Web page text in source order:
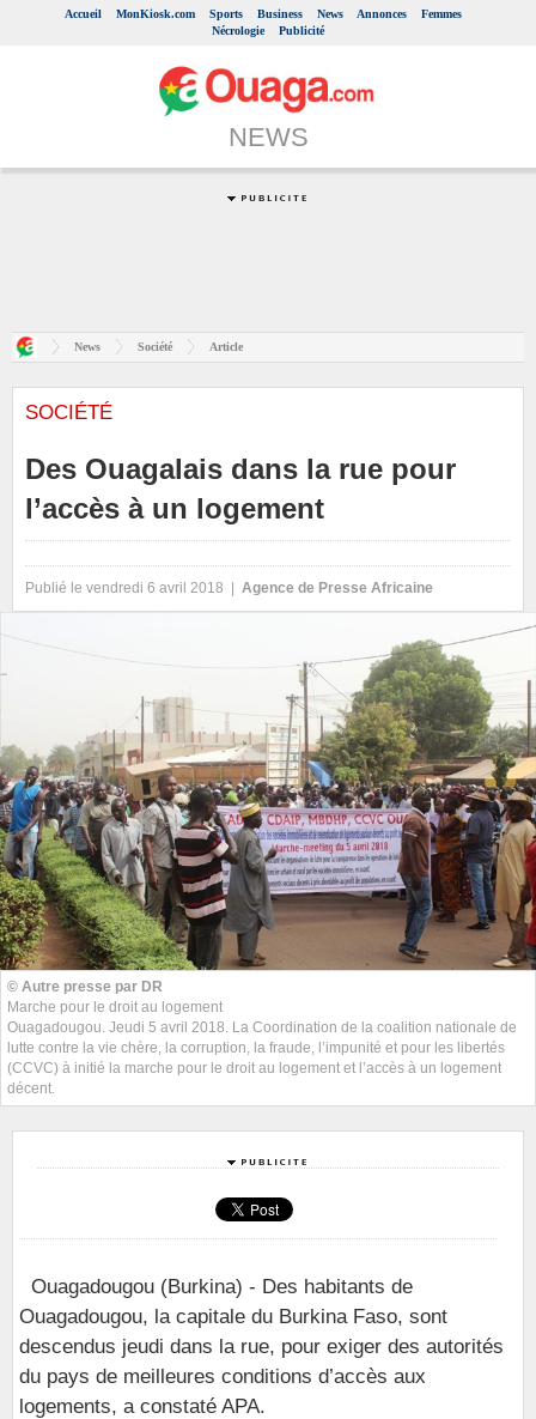
Accueil MonKiosk.com Sports Business News Annonces
Femmes
Nécrologie
Publicité
NEWS
News Société Article
SOCIÉTÉ
Des Ouagalais dans la rue pour
l’accès à un logement
Publié le vendredi 6 avril 2018 | Agence de Presse Africaine
© Autre presse par DR
Marche pour le droit au logement
Ouagadougou. Jeudi 5 avril 2018. La Coordination de la coalition nationale de
lutte contre la vie chère, la corruption, la fraude, l’impunité et pour les libertés
(CCVC) à initié la marche pour le droit au logement et l’accès à un logement
décent.
Ouagadougou (Burkina) - Des habitants de
Ouagadougou, la capitale du Burkina Faso, sont
descendus jeudi dans la rue, pour exiger des autorités
du pays de meilleures conditions d’accès aux
logements, a constaté APA.